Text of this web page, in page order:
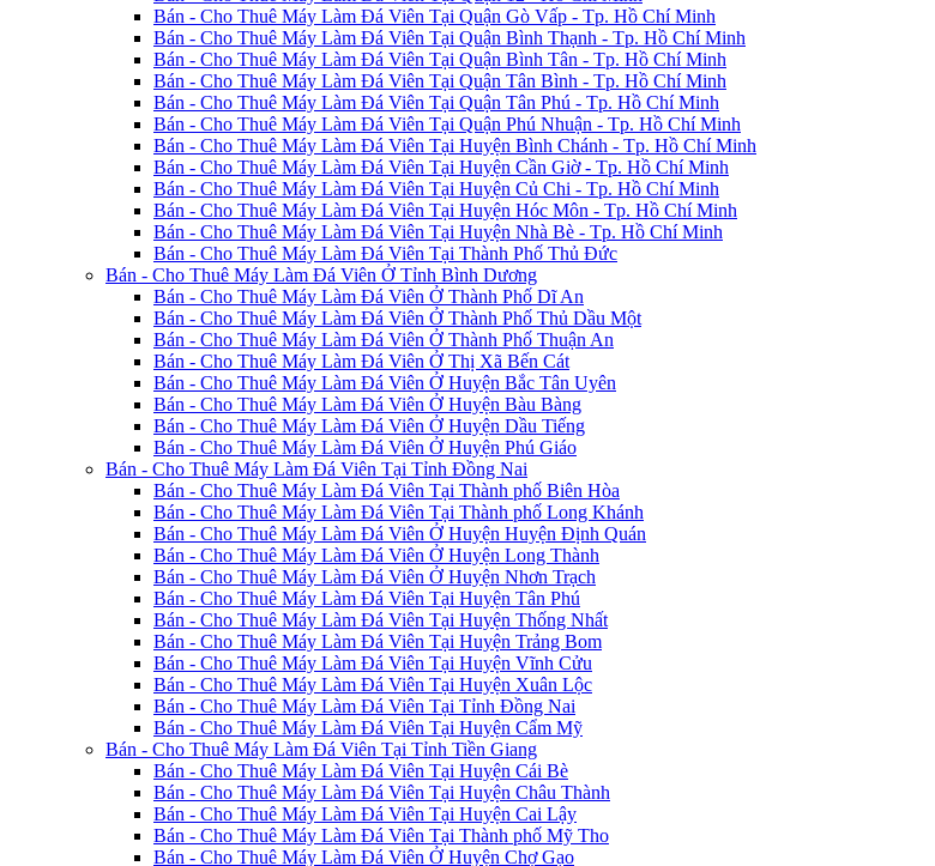
Bán - Cho Thuê Máy Làm Đá Viên Tại Quận Gò Vấp - Tp. Hồ Chí Minh
Bán - Cho Thuê Máy Làm Đá Viên Tại Quận Bình Thạnh - Tp. Hồ Chí Minh
Bán - Cho Thuê Máy Làm Đá Viên Tại Quận Bình Tân - Tp. Hồ Chí Minh
Bán - Cho Thuê Máy Làm Đá Viên Tại Quận Tân Bình - Tp. Hồ Chí Minh
Bán - Cho Thuê Máy Làm Đá Viên Tại Quận Tân Phú - Tp. Hồ Chí Minh
Bán - Cho Thuê Máy Làm Đá Viên Tại Quận Phú Nhuận - Tp. Hồ Chí Minh
Bán - Cho Thuê Máy Làm Đá Viên Tại Huyện Bình Chánh - Tp. Hồ Chí Minh
Bán - Cho Thuê Máy Làm Đá Viên Tại Huyện Cần Giờ - Tp. Hồ Chí Minh
Bán - Cho Thuê Máy Làm Đá Viên Tại Huyện Củ Chi - Tp. Hồ Chí Minh
Bán - Cho Thuê Máy Làm Đá Viên Tại Huyện Hóc Môn - Tp. Hồ Chí Minh
Bán - Cho Thuê Máy Làm Đá Viên Tại Huyện Nhà Bè - Tp. Hồ Chí Minh
Bán - Cho Thuê Máy Làm Đá Viên Tại Thành Phố Thủ Đức
Bán - Cho Thuê Máy Làm Đá Viên Ở Tỉnh Bình Dương
Bán - Cho Thuê Máy Làm Đá Viên Ở Thành Phố Dĩ An
Bán - Cho Thuê Máy Làm Đá Viên Ở Thành Phố Thủ Dầu Một
Bán - Cho Thuê Máy Làm Đá Viên Ở Thành Phố Thuận An
Bán - Cho Thuê Máy Làm Đá Viên Ở Thị Xã Bến Cát
Bán - Cho Thuê Máy Làm Đá Viên Ở Huyện Bắc Tân Uyên
Bán - Cho Thuê Máy Làm Đá Viên Ở Huyện Bàu Bàng
Bán - Cho Thuê Máy Làm Đá Viên Ở Huyện Dầu Tiếng
Bán - Cho Thuê Máy Làm Đá Viên Ở Huyện Phú Giáo
Bán - Cho Thuê Máy Làm Đá Viên Tại Tỉnh Đồng Nai
Bán - Cho Thuê Máy Làm Đá Viên Tại Thành phố Biên Hòa
Bán - Cho Thuê Máy Làm Đá Viên Tại Thành phố Long Khánh
Bán - Cho Thuê Máy Làm Đá Viên Ở Huyện Huyện Định Quán
Bán - Cho Thuê Máy Làm Đá Viên Ở Huyện Long Thành
Bán - Cho Thuê Máy Làm Đá Viên Ở Huyện Nhơn Trạch
Bán - Cho Thuê Máy Làm Đá Viên Tại Huyện Tân Phú
Bán - Cho Thuê Máy Làm Đá Viên Tại Huyện Thống Nhất
Bán - Cho Thuê Máy Làm Đá Viên Tại Huyện Trảng Bom
Bán - Cho Thuê Máy Làm Đá Viên Tại Huyện Vĩnh Cửu
Bán - Cho Thuê Máy Làm Đá Viên Tại Huyện Xuân Lộc
Bán - Cho Thuê Máy Làm Đá Viên Tại Tỉnh Đồng Nai
Bán - Cho Thuê Máy Làm Đá Viên Tại Huyện Cẩm Mỹ
Bán - Cho Thuê Máy Làm Đá Viên Tại Tỉnh Tiền Giang
Bán - Cho Thuê Máy Làm Đá Viên Tại Huyện Cái Bè
Bán - Cho Thuê Máy Làm Đá Viên Tại Huyện Châu Thành
Bán - Cho Thuê Máy Làm Đá Viên Tại Huyện Cai Lậy
Bán - Cho Thuê Máy Làm Đá Viên Tại Thành phố Mỹ Tho
Bán - Cho Thuê Máy Làm Đá Viên Ở Huyện Chợ Gạo